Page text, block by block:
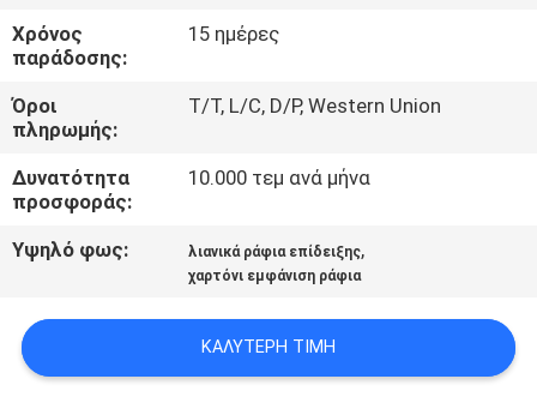
ΜΑΣ
ΕΛΆΤΕ
ΣΕ
ΕΠΑΦΉ
ΜΕ
ΈΝΑ
ΑΠΌΣΠΑΣΜΑ
Χρόνος
παράδοσης:
15 ημέρες
Όροι
πληρωμής:
T/T, L/C, D/P, Western Union
Δυνατότητα
προσφοράς:
10.000 τεμ ανά μήνα
Υψηλό φως: λιανικά ράφια επίδειξης,
χαρτόνι εμφάνιση ράφια
ΚΑΛΎΤΕΡΗ ΤΙΜΉ